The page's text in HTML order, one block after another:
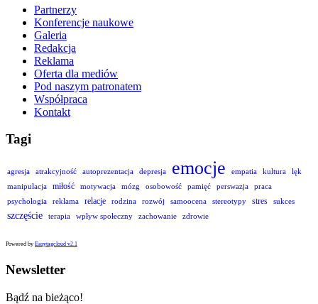
Partnerzy
Konferencje naukowe
Galeria
Redakcja
Reklama
Oferta dla mediów
Pod naszym patronatem
Współpraca
Kontakt
Tagi
agresja atrakcyjność autoprezentacja depresja emocje empatia kultura
lęk
manipulacja
miłość motywacja mózg osobowość pamięć perswazja
praca
psychologia
reklama relacje rodzina rozwój samoocena stereotypy stres sukces
szczęście terapia wpływ społeczny zachowanie zdrowie
Powered by Easytagcloud v2.1
Newsletter
Bądź na bieżąco!